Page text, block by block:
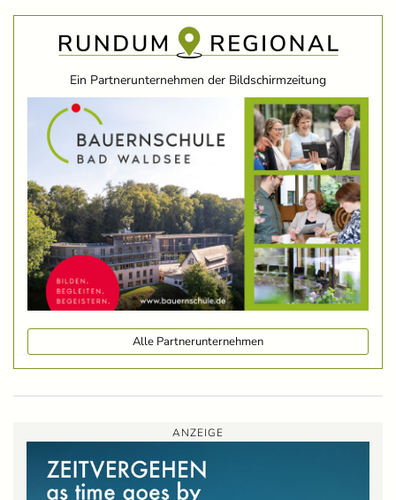
Ein Partnerunternehmen der Bildschirmzeitung
Alle Partnerunternehmen
ANZEIGE